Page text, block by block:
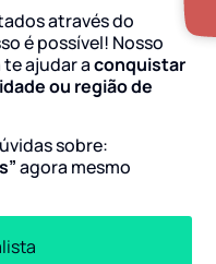
através do
é possível! Nosso
ajudar aconquistar
ou região de
sobre:
agora mesmo